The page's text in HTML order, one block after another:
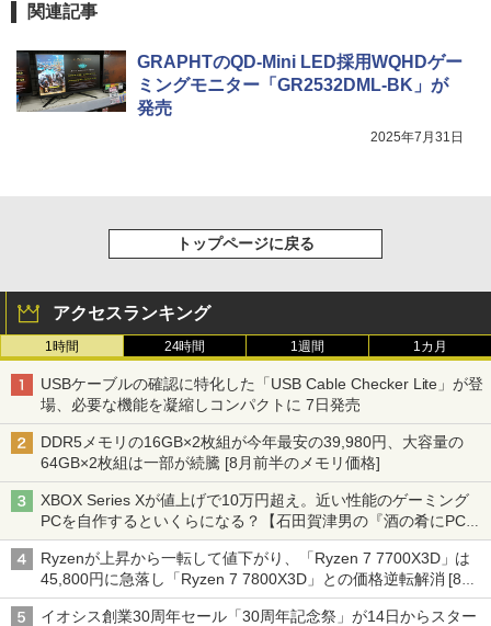
関連記事
GRAPHTのQD-Mini LED採用WQHDゲー
ミングモニター「GR2532DML-BK」が
発売
2025年7月31日
トップページに戻る
アクセスランキング
1時間 24時間 1週間 1カ月
USBケーブルの確認に特化した「USB Cable Checker Lite」が登
場、必要な機能を凝縮しコンパクトに 7日発売
DDR5メモリの16GB×2枚組が今年最安の39,980円、大容量の
64GB×2枚組は一部が続騰 [8月前半のメモリ価格]
XBOX Series Xが値上げで10万円超え。近い性能のゲーミング
PCを自作するといくらになる？【石田賀津男の『酒の肴にPCゲ
ーム』】
Ryzenが上昇から一転して値下がり、「Ryzen 7 7700X3D」は
45,800円に急落し「Ryzen 7 7800X3D」との価格逆転解消 [8月
前半のCPU価格]
イオシス創業30周年セール「30周年記念祭」が14日からスター